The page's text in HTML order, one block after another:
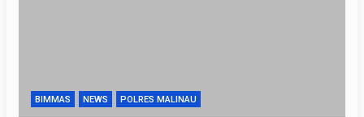
BIMMAS NEWS POLRES MALINAU